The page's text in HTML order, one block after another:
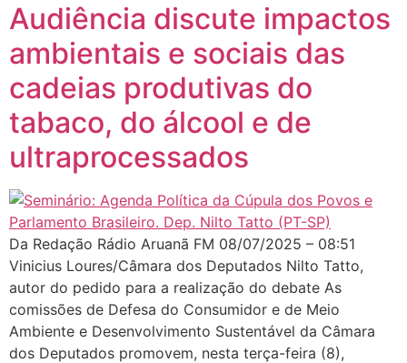
Audiência discute impactos
ambientais e sociais das
cadeias produtivas do
tabaco, do álcool e de
ultraprocessados
Da Redação Rádio Aruanã FM 08/07/2025 – 08:51
Vinicius Loures/Câmara dos Deputados Nilto Tatto,
autor do pedido para a realização do debate As
comissões de Defesa do Consumidor e de Meio
Ambiente e Desenvolvimento Sustentável da Câmara
dos Deputados promovem, nesta terça-feira (8),